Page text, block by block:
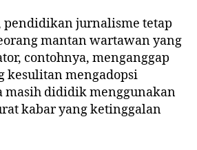
jurnalisme tetap
mantan wartawan yang
contohnya, menganggap
kesulitan mengadopsi
masih dididik menggunakan
kabar yang ketinggalan